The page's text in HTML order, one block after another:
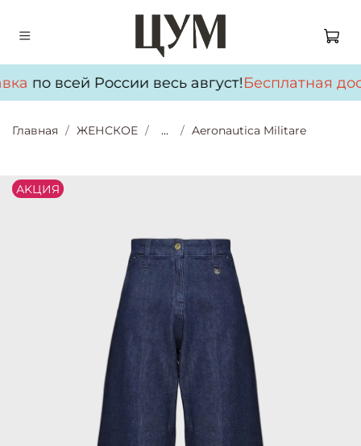
по всей России весь август!Бесплатная
Главная ЖЕНСКОЕ ... Aeronautica Militare
АKЦИЯ